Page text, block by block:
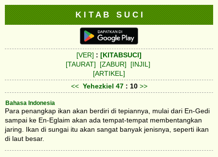
K I T A B S U C I
[VER] : [KITABSUCI]
[TAURAT]
[ZABUR]
[INJIL]
[ARTIKEL]
<< Yehezkiel 47 : 10 >>
Bahasa Indonesia
Para penangkap ikan akan berdiri di tepiannya, mulai dari En-Gedi
sampai ke En-Eglaim akan ada tempat-tempat membentangkan
jaring. Ikan di sungai itu akan sangat banyak jenisnya, seperti ikan
di laut besar.